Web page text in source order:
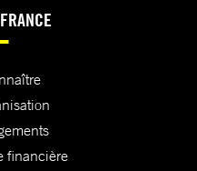
financière